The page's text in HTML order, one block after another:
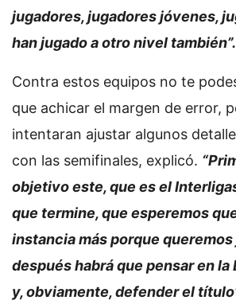
jugadores, jugadores jóvenes,
han jugado a otro nivel también”.
Contra estos equipos no te
que achicar el margen de error,
intentaran ajustar algunos
con las semifinales, explicó.
objetivo este, que es el
que termine, que esperemos
instancia más porque queremos
después habrá que pensar en la
y, obviamente, defender el